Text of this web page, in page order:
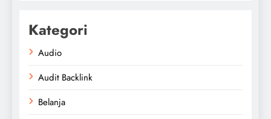
Kategori
Audio
Audit Backlink
Belanja